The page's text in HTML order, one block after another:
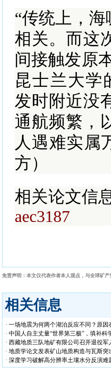
“传统上，
相关。而这
间接触发原
昆士兰大学
发时附近没
通航频繁，
人遇难实属
方）
相关论文信
aec3187
免责声明：本文仅代表作者本人观点，与全球矿
相关信息
· 一场地震为何两个湖泊反应不同？原因
· 中国人自主丈量“世界第三极”，填补科
· 西藏地质三队地矿有限公司召开退役军
· 地质学论文发表矿山地质构造与瓦斯突
· 深度学习破解高分辨率土壤水分反演难